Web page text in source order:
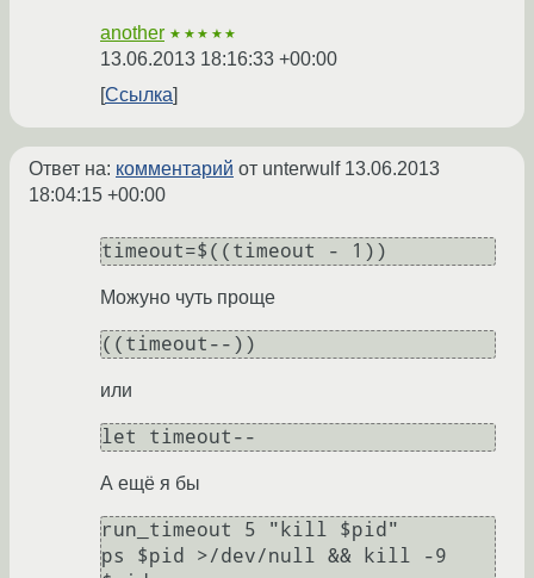
another ★★★★★
13.06.2013 18:16:33 +00:00
Ссылка
Ответ на: комментарий от unterwulf 13.06.2013
18:04:15 +00:00
timeout=$((timeout - 1))
Можуно чуть проще
((timeout--))
или
let timeout--
А ещё я бы
run_timeout 5 "kill $pid"
ps $pid >/dev/null && kill -9